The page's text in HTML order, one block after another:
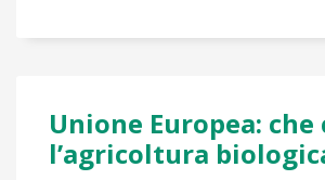
Unione Europea: che
l’agricoltura